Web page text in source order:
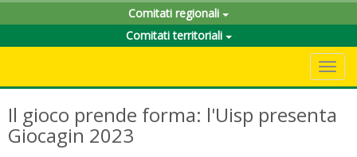
Comitati regionali
Comitati territoriali
Il gioco prende forma: l'Uisp presenta
Giocagin 2023